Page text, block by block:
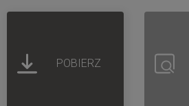
POBIERZ